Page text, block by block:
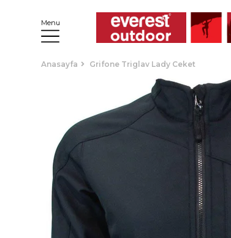
Menu
Anasayfa Grifone Triglav Lady Ceket